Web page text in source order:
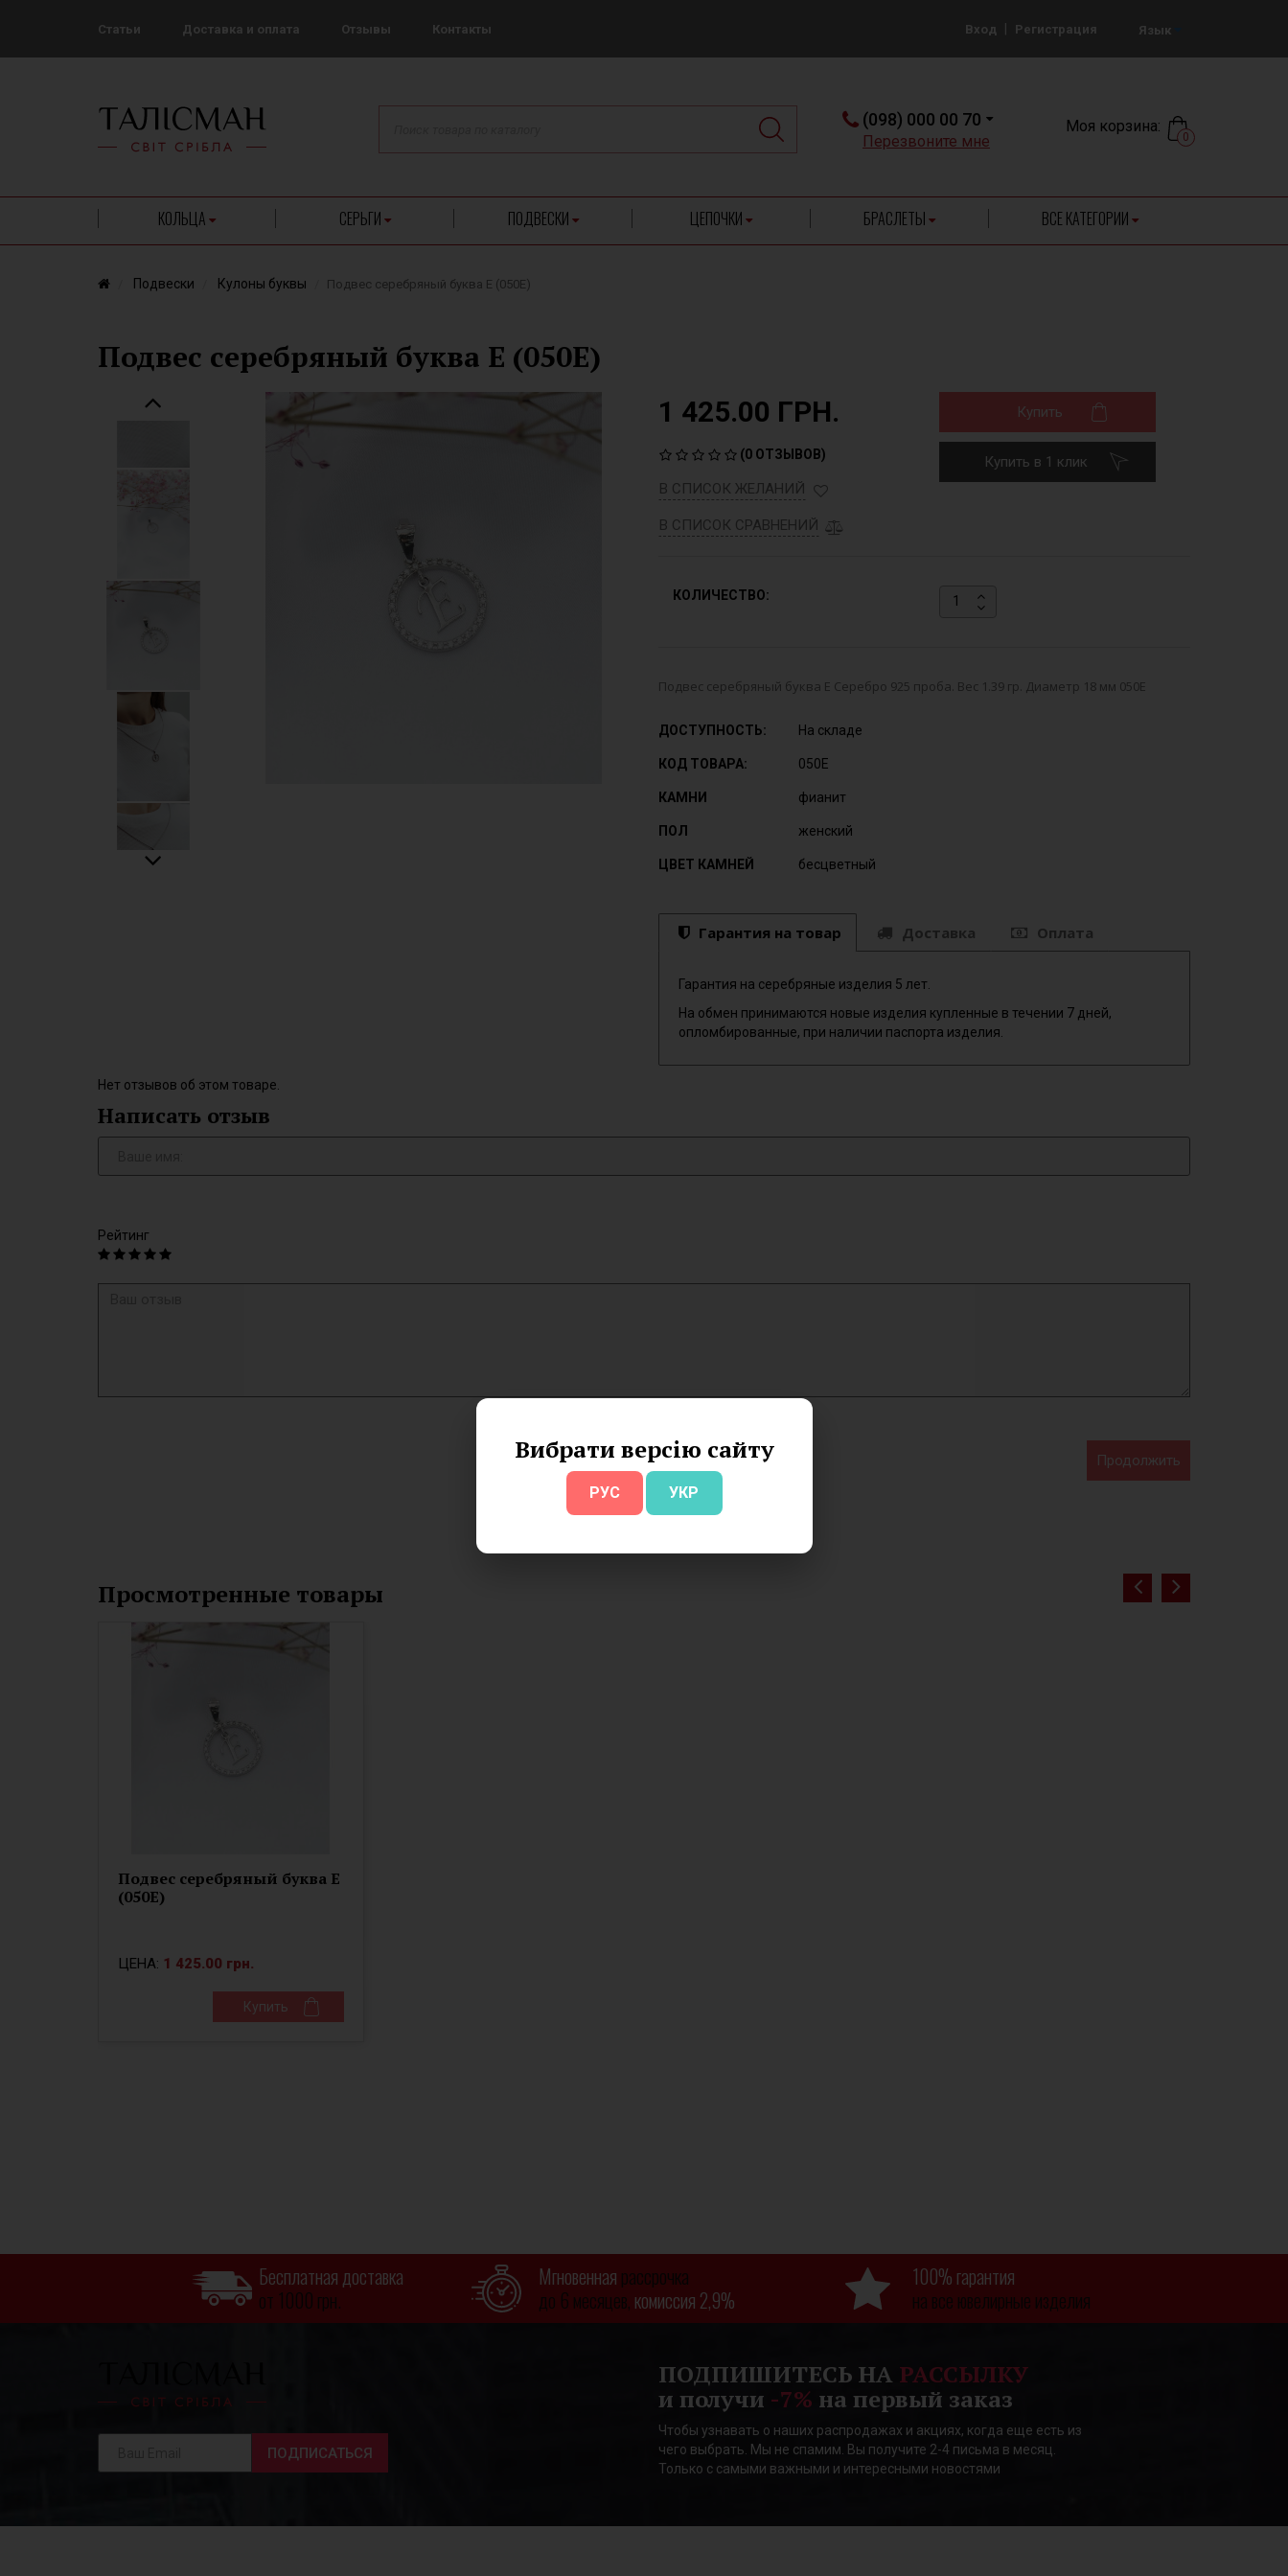
Статьи Доставка и оплата Отзывы Контакты Вход Регистрация Язык
(098) 000 00 70
Перезвоните мне
Моя корзина:
0
КОЛЬЦА СЕРЬГИ ПОДВЕСКИ ЦЕПОЧКИ БРАСЛЕТЫ ВСЕ КАТЕГОРИИ
Вибрати версію сайту
РУС УКР
Подвески Кулоны буквы Подвес серебряный буква Е (050Е)
Подвес серебряный буква Е (050Е)
1 425.00 ГРН.
(0 ОТЗЫВОВ)
В СПИСОК ЖЕЛАНИЙ
В СПИСОК СРАВНЕНИЙ
Купить
Купить в 1 клик
КОЛИЧЕСТВО:
Подвес серебряный буква Е Серебро 925 проба. Вес 1.39 гр. Диаметр 18 мм 050Е
ДОСТУПНОСТЬ: На складе
КОД ТОВАРА: 050Е
КАМНИ фианит
ПОЛ женский
ЦВЕТ КАМНЕЙ бесцветный
Гарантия на товар Доставка Оплата
Гарантия на серебряные изделия 5 лет.
На обмен принимаются новые изделия купленные в течении 7 дней,
опломбированные, при наличии паспорта изделия.
Нет отзывов об этом товаре.
Написать отзыв
Рейтинг
Продолжить
Просмотренные товары
Подвес серебряный буква Е
(050Е)
ЦЕНА: 1 425.00 грн.
Купить
Бесплатная доставка
от 1000 грн.
Мгновенная рассрочка
до 6 месяцев, комиссия 2,9%
100% гарантия
на все ювелирные изделия
ПОДПИСАТЬСЯ
ПОДПИШИТЕСЬ НА РАССЫЛКУ
и получи -7% на первый заказ
Чтобы узнавать о наших распродажах и акциях, когда еще есть из
чего выбрать. Мы не спамим. Вы получите 2-4 письма в месяц.
Только с самыми важными и интересными новостями